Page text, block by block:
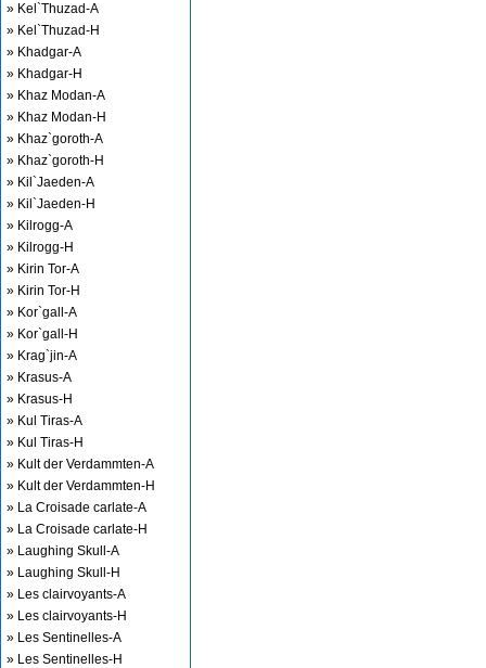
» Kel`Thuzad-A
» Kel`Thuzad-H
» Khadgar-A
» Khadgar-H
» Khaz Modan-A
» Khaz Modan-H
» Khaz`goroth-A
» Khaz`goroth-H
» Kil`Jaeden-A
» Kil`Jaeden-H
» Kilrogg-A
» Kilrogg-H
» Kirin Tor-A
» Kirin Tor-H
» Kor`gall-A
» Kor`gall-H
» Krag`jin-A
» Krasus-A
» Krasus-H
» Kul Tiras-A
» Kul Tiras-H
» Kult der Verdammten-A
» Kult der Verdammten-H
» La Croisade carlate-A
» La Croisade carlate-H
» Laughing Skull-A
» Laughing Skull-H
» Les clairvoyants-A
» Les clairvoyants-H
» Les Sentinelles-A
» Les Sentinelles-H